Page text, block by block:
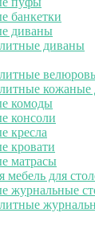
банкетки
диваны
диваны
кожаные
комоды
консоли
кресла
кровати
матрасы
мебель для
журнальные